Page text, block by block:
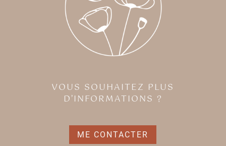
VOUS SOUHAITEZ PLUS
D’INFORMATIONS ?
ME CONTACTER